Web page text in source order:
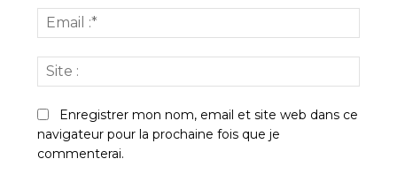
:*
:
Enregistrer mon nom, email et site web dans ce
navigateur pour la prochaine fois que je
commenterai.